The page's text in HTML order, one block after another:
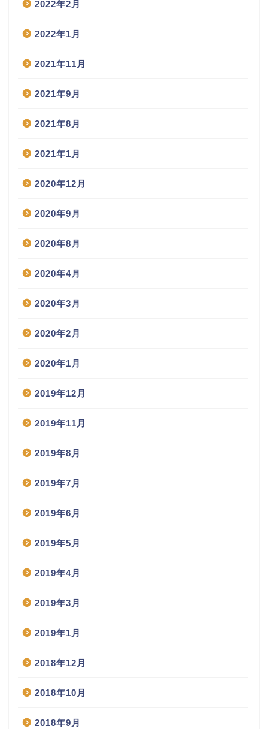
2022年2月
2022年1月
2021年11月
2021年9月
2021年8月
2021年1月
2020年12月
2020年9月
2020年8月
2020年4月
2020年3月
2020年2月
2020年1月
2019年12月
2019年11月
2019年8月
2019年7月
2019年6月
2019年5月
2019年4月
2019年3月
2019年1月
2018年12月
2018年10月
2018年9月